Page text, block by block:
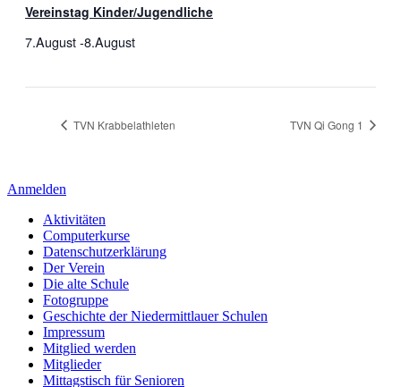
Vereinstag Kinder/Jugendliche
7.August-8.August
TVN Krabbelathleten TVN Qi Gong 1
Anmelden
Aktivitäten
Computerkurse
Datenschutzerklärung
Der Verein
Die alte Schule
Fotogruppe
Geschichte der Niedermittlauer Schulen
Impressum
Mitglied werden
Mitglieder
Mittagstisch für Senioren